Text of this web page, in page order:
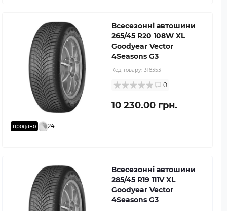
продано 24
Всесезонні автошини
265/45 R20 108W XL
Goodyear Vector
4Seasons G3
Код товару: 318353
0
10 230.00 грн.
Всесезонні автошини
285/45 R19 111V XL
Goodyear Vector
4Seasons G3